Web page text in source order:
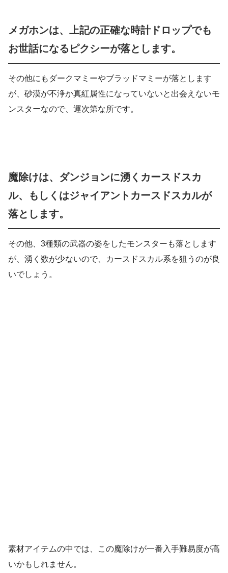
メガホンは、上記の正確な時計ドロップでも
お世話になるピクシーが落とします。
その他にもダークマミーやブラッドマミーが落とします
が、砂漠が不浄か真紅属性になっていないと出会えないモ
ンスターなので、運次第な所です。
魔除けは、ダンジョンに湧くカースドスカ
ル、もしくはジャイアントカースドスカルが
落とします。
その他、3種類の武器の姿をしたモンスターも落とします
が、湧く数が少ないので、カースドスカル系を狙うのが良
いでしょう。
素材アイテムの中では、この魔除けが一番入手難易度が高
いかもしれません。